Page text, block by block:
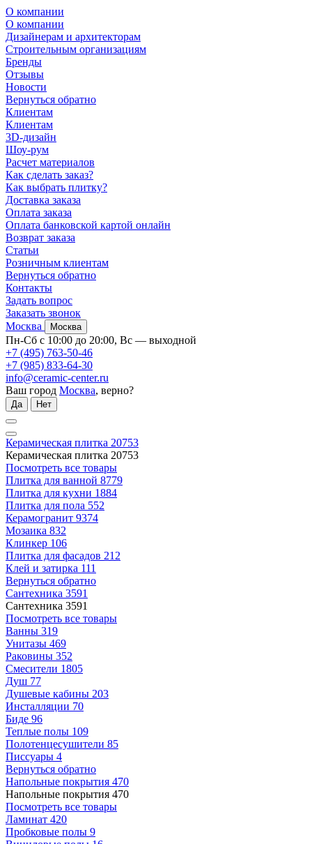
О компании
О компании
Дизайнерам и архитекторам
Строительным организациям
Бренды
Отзывы
Новости
Вернуться обратно
Клиентам
Клиентам
3D-дизайн
Шоу-рум
Расчет материалов
Как сделать заказ?
Как выбрать плитку?
Доставка заказа
Оплата заказа
Оплата банковской картой онлайн
Возврат заказа
Статьи
Розничным клиентам
Вернуться обратно
Контакты
Задать вопрос
Заказать звонок
Москва
Москва
Пн-Сб с 10:00 до 20:00, Вс — выходной
+7 (495) 763-50-46
+7 (985) 833-64-30
info@ceramic-center.ru
Ваш город Москва, верно?
Да Нет
Керамическая плитка 20753
Керамическая плитка 20753
Посмотреть все товары
Плитка для ванной 8779
Плитка для кухни 1884
Плитка для пола 552
Керамогранит 9374
Мозаика 832
Клинкер 106
Плитка для фасадов 212
Клей и затирка 111
Вернуться обратно
Сантехника 3591
Сантехника 3591
Посмотреть все товары
Ванны 319
Унитазы 469
Раковины 352
Смесители 1805
Душ 77
Душевые кабины 203
Инсталляции 70
Биде 96
Теплые полы 109
Полотенцесушители 85
Писсуары 4
Вернуться обратно
Напольные покрытия 470
Напольные покрытия 470
Посмотреть все товары
Ламинат 420
Пробковые полы 9